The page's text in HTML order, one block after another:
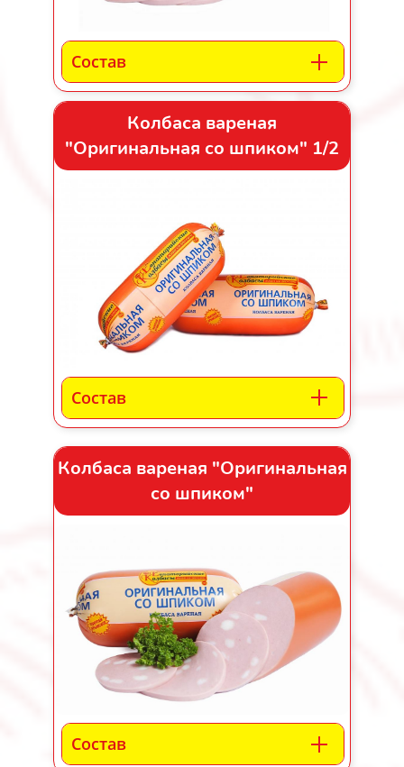
Состав
Колбаса вареная
"Оригинальная со шпиком" 1/2
Состав
Колбаса вареная "Оригинальная
со шпиком"
Состав